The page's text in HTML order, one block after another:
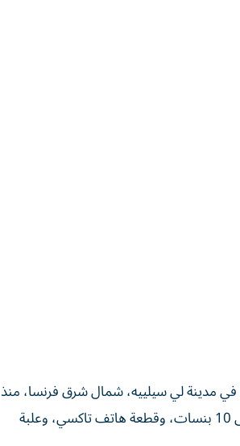
ولم يتم التعرف إلى هوية الفتاة محور القضية، التي عُثر عليها على جانب الطريق السريع D723 في مدينة لي سيلييه، شمال شرق فرنسا، منذ
العثور عليها في 25 نوفمبر/ تشرين الثاني 1982، مع القليل من الأشياء التي لا يزيد سعرها على 10 بنسات، وقطعة هاتف تاكسي، وعلبة